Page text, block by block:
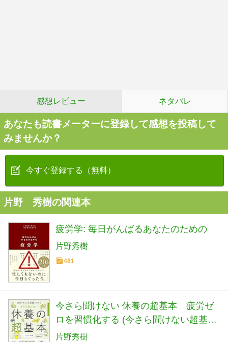
感想レビュー ネタバレ
あなたも読書メーターに登録して感想を投稿して
みませんか？
今すぐ登録する（無料）
片野 秀樹の関連本
疲労学: 毎日がんばるあなたのための
片野秀樹
481
今さら聞けない 休養の超基本 疲労ゼ
ロを習慣化する (今さら聞けない超基本
シリーズ)
片野秀樹